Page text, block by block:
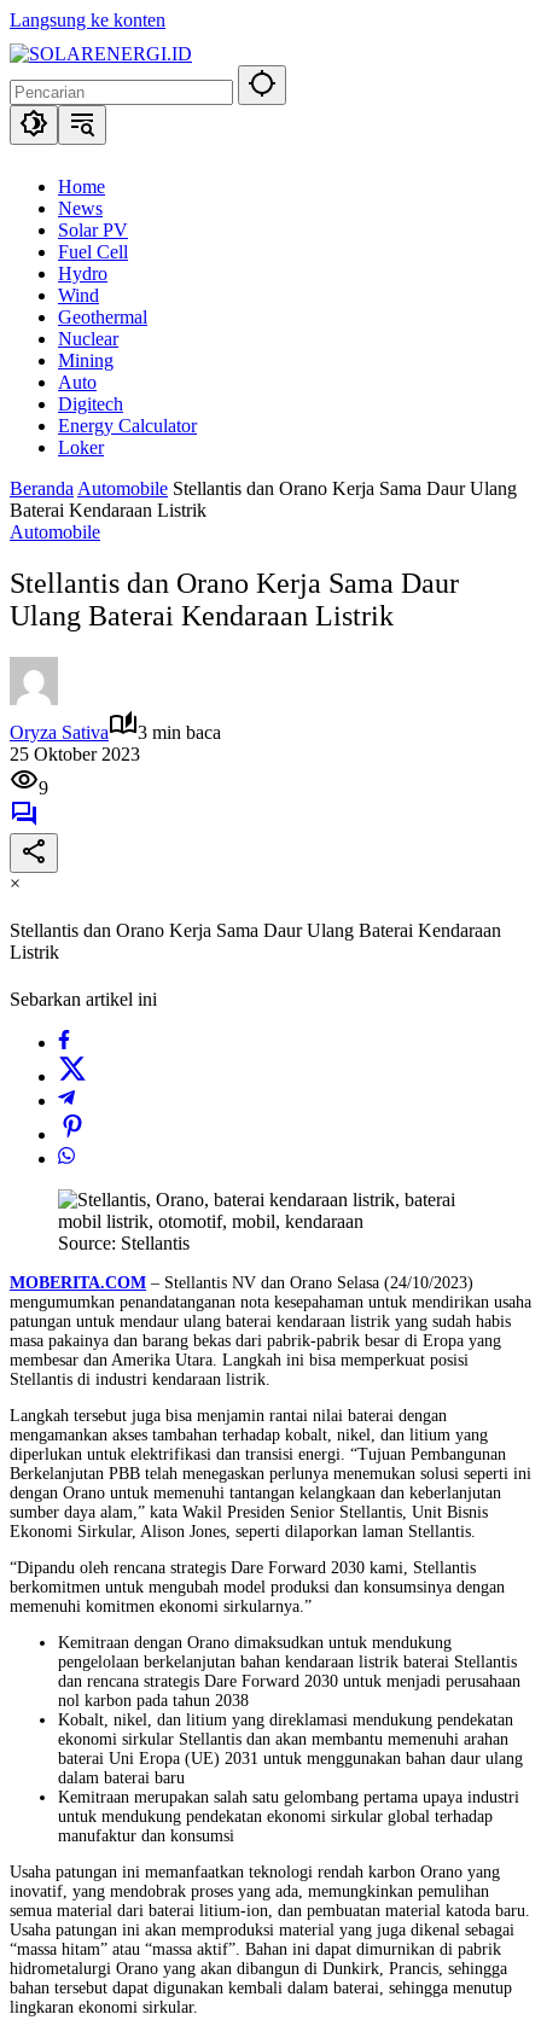
Langsung ke konten
Home
News
Solar PV
Fuel Cell
Hydro
Wind
Geothermal
Nuclear
Mining
Auto
Digitech
Energy Calculator
Loker
Beranda Automobile Stellantis dan Orano Kerja Sama Daur Ulang
Baterai Kendaraan Listrik
Automobile
Stellantis dan Orano Kerja Sama Daur
Ulang Baterai Kendaraan Listrik
Oryza Sativa
3 min baca
25 Oktober 2023
9
×
Stellantis dan Orano Kerja Sama Daur Ulang Baterai Kendaraan
Listrik
Sebarkan artikel ini
Source: Stellantis
MOBERITA.COM – Stellantis NV dan Orano Selasa (24/10/2023)
mengumumkan penandatanganan nota kesepahaman untuk mendirikan usaha
patungan untuk mendaur ulang baterai kendaraan listrik yang sudah habis
masa pakainya dan barang bekas dari pabrik-pabrik besar di Eropa yang
membesar dan Amerika Utara. Langkah ini bisa memperkuat posisi
Stellantis di industri kendaraan listrik.
Langkah tersebut juga bisa menjamin rantai nilai baterai dengan
mengamankan akses tambahan terhadap kobalt, nikel, dan litium yang
diperlukan untuk elektrifikasi dan transisi energi. “Tujuan Pembangunan
Berkelanjutan PBB telah menegaskan perlunya menemukan solusi seperti ini
dengan Orano untuk memenuhi tantangan kelangkaan dan keberlanjutan
sumber daya alam,” kata Wakil Presiden Senior Stellantis, Unit Bisnis
Ekonomi Sirkular, Alison Jones, seperti dilaporkan laman Stellantis.
“Dipandu oleh rencana strategis Dare Forward 2030 kami, Stellantis
berkomitmen untuk mengubah model produksi dan konsumsinya dengan
memenuhi komitmen ekonomi sirkularnya.”
Kemitraan dengan Orano dimaksudkan untuk mendukung
pengelolaan berkelanjutan bahan kendaraan listrik baterai Stellantis
dan rencana strategis Dare Forward 2030 untuk menjadi perusahaan
nol karbon pada tahun 2038
Kobalt, nikel, dan litium yang direklamasi mendukung pendekatan
ekonomi sirkular Stellantis dan akan membantu memenuhi arahan
baterai Uni Eropa (UE) 2031 untuk menggunakan bahan daur ulang
dalam baterai baru
Kemitraan merupakan salah satu gelombang pertama upaya industri
untuk mendukung pendekatan ekonomi sirkular global terhadap
manufaktur dan konsumsi
Usaha patungan ini memanfaatkan teknologi rendah karbon Orano yang
inovatif, yang mendobrak proses yang ada, memungkinkan pemulihan
semua material dari baterai litium-ion, dan pembuatan material katoda baru.
Usaha patungan ini akan memproduksi material yang juga dikenal sebagai
“massa hitam” atau “massa aktif”. Bahan ini dapat dimurnikan di pabrik
hidrometalurgi Orano yang akan dibangun di Dunkirk, Prancis, sehingga
bahan tersebut dapat digunakan kembali dalam baterai, sehingga menutup
lingkaran ekonomi sirkular.